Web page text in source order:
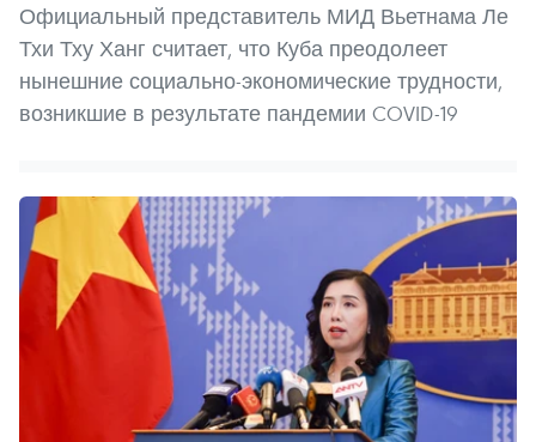
Официальный представитель МИД Вьетнама Ле
Тхи Тху Ханг считает, что Куба преодолеет
нынешние социально-экономические трудности,
возникшие в результате пандемии COVID-19